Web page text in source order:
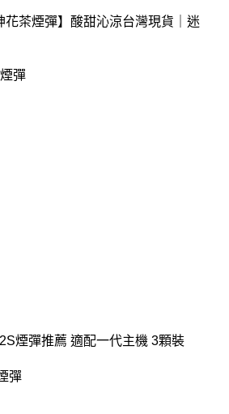
花茶煙彈】酸甜沁涼台灣現貨｜迷
彈
煙彈推薦 適配一代主機 3顆裝
彈